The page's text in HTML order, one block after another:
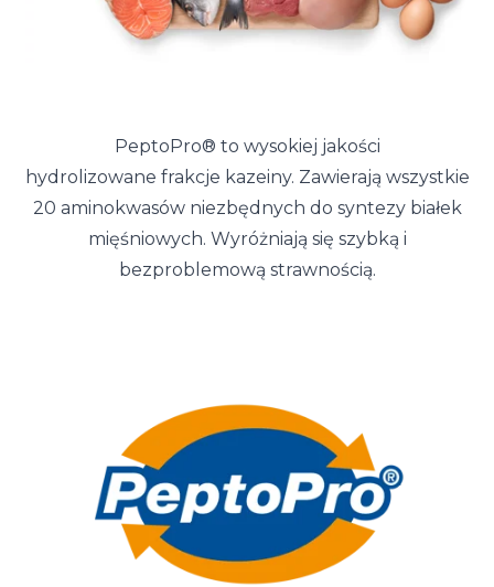
PeptoPro® to wysokiej jakości
hydrolizowane frakcje kazeiny. Zawierają wszystkie
20 aminokwasów niezbędnych do syntezy białek
mięśniowych. Wyróżniają się szybką i
bezproblemową strawnością.